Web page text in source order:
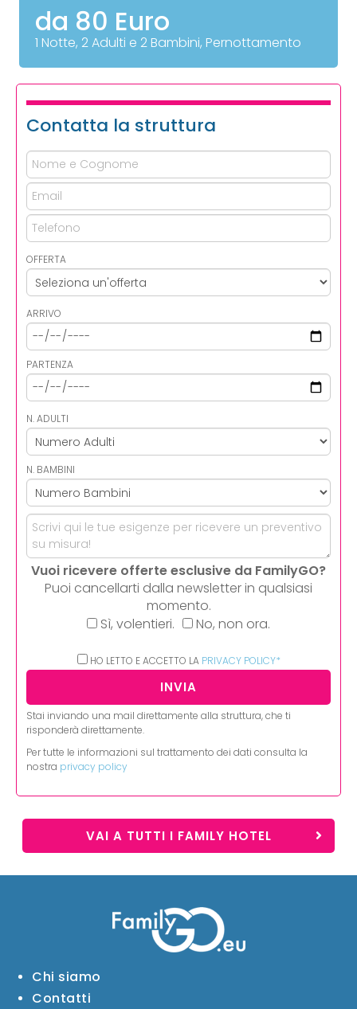
da 80 Euro
1 Notte, 2 Adulti e 2 Bambini, Pernottamento
Contatta la struttura
OFFERTA
ARRIVO
PARTENZA
N. ADULTI
N. BAMBINI
Vuoi ricevere offerte esclusive da FamilyGO?
Puoi cancellarti dalla newsletter in qualsiasi
momento.
Sì, volentieri.
No, non ora.
HO LETTO E ACCETTO LA PRIVACY POLICY*
Stai inviando una mail direttamente alla struttura, che ti
risponderà direttamente.
Per tutte le informazioni sul trattamento dei dati consulta la
nostra privacy policy
VAI A TUTTI I FAMILY HOTEL
Chi siamo
Contatti